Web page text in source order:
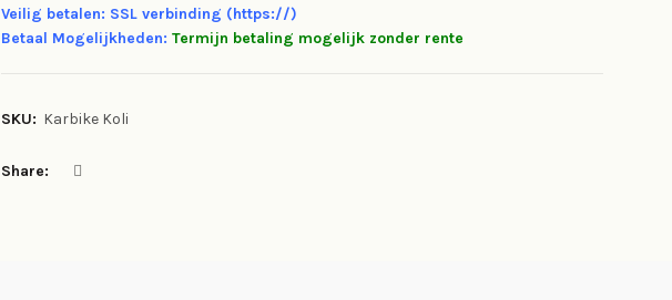
Veilig betalen: SSL verbinding (https://)
Betaal Mogelijkheden: Termijn betaling mogelijk zonder rente
SKU: Karbike Koli
Share